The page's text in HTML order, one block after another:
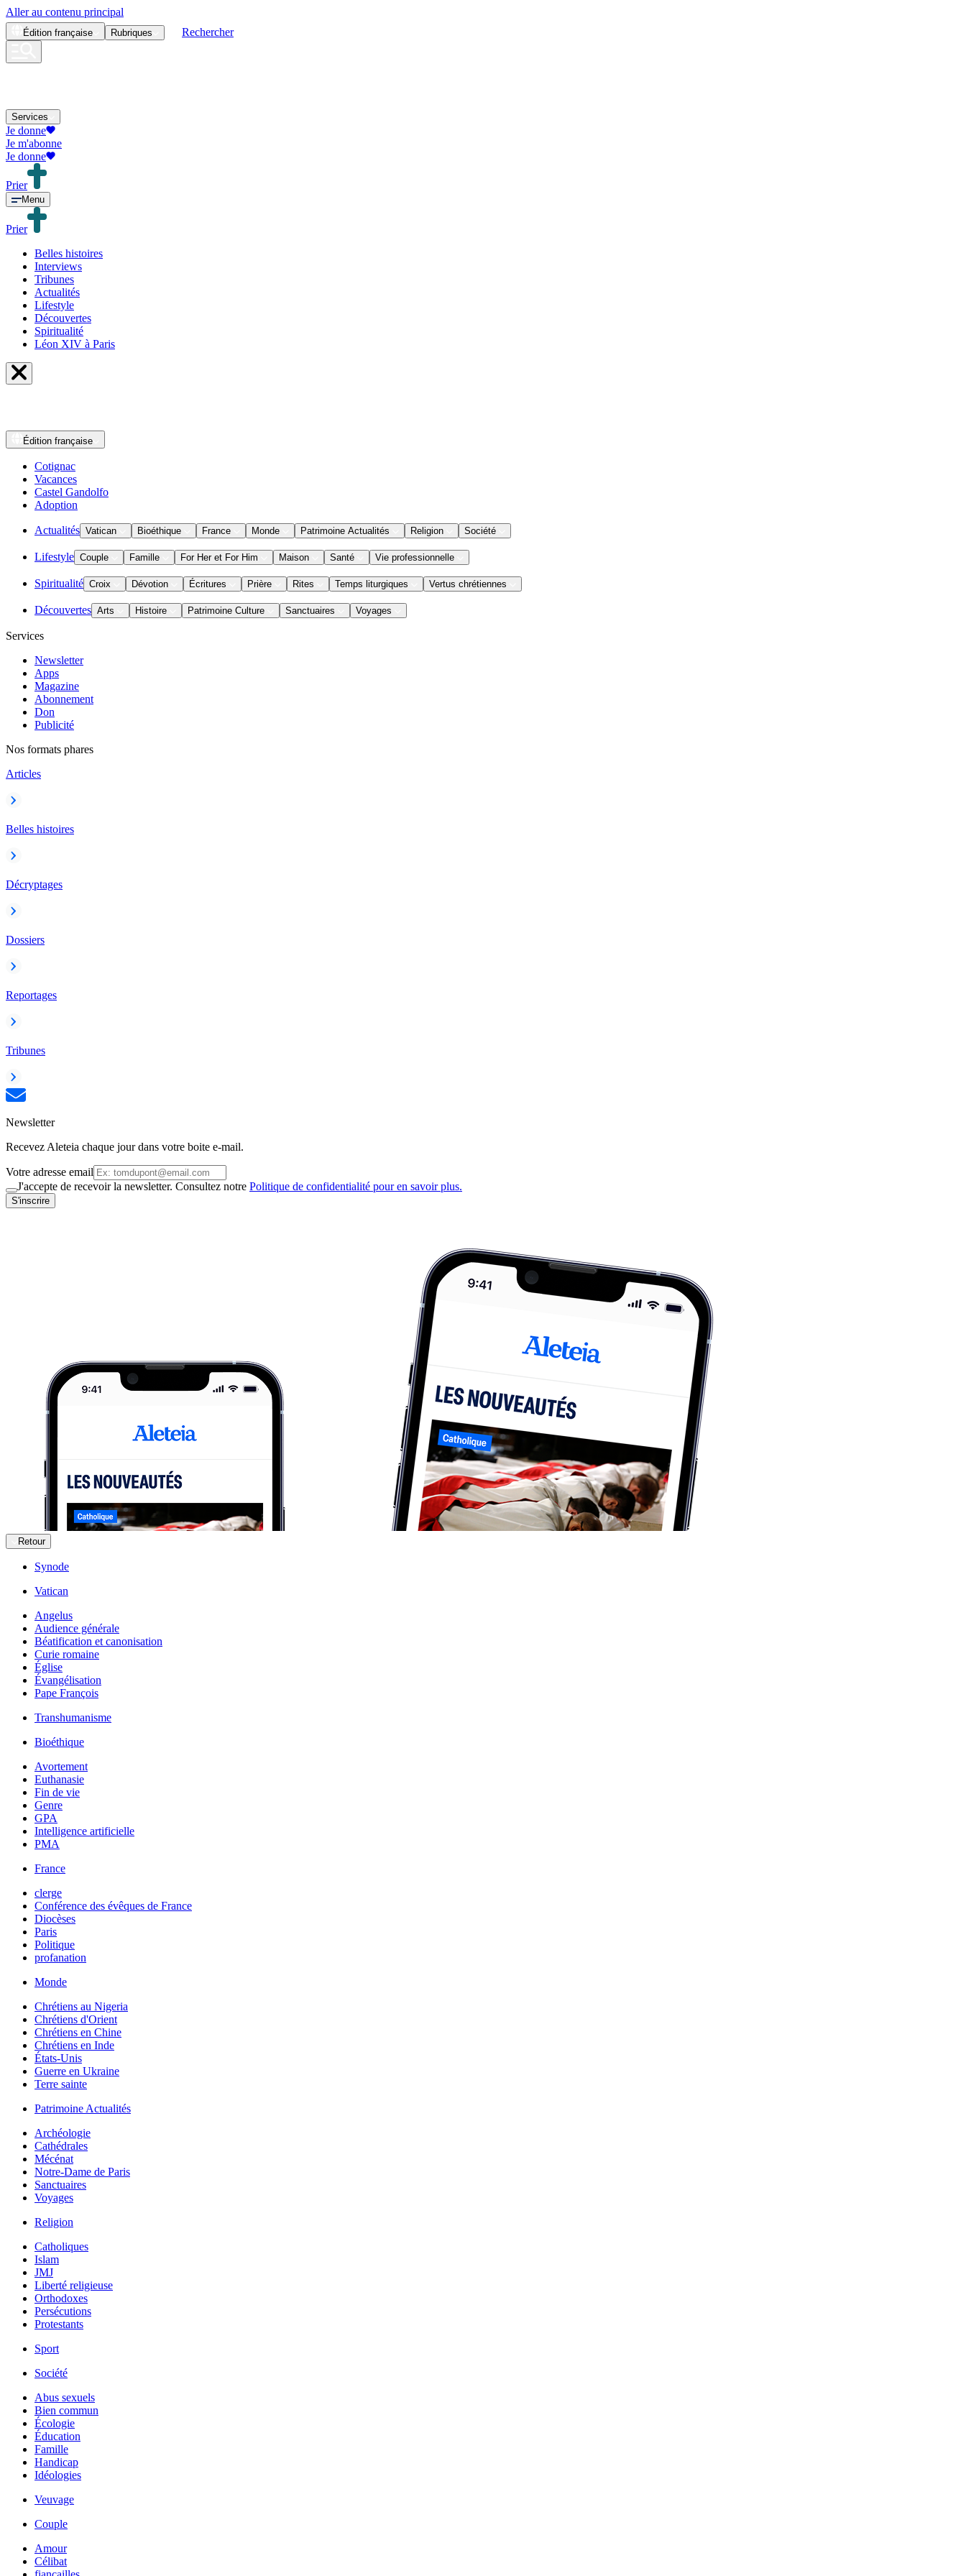
Aller au contenu principal
Édition française Rubriques Rechercher
Services
Je donne
Je m'abonne
Je donne
Prier
Menu
Prier
Belles histoires
Interviews
Tribunes
Actualités
Lifestyle
Découvertes
Spiritualité
Léon XIV à Paris
Édition française
Cotignac
Vacances
Castel Gandolfo
Adoption
Actualités Vatican Bioéthique France Monde Patrimoine Actualités Religion Société
Lifestyle Couple Famille For Her et For Him Maison Santé Vie professionnelle
Spiritualité Croix Dévotion Écritures Prière Rites Temps liturgiques Vertus chrétiennes
Découvertes Arts Histoire Patrimoine Culture Sanctuaires Voyages
Services
Newsletter
Apps
Magazine
Abonnement
Don
Publicité
Nos formats phares
Articles
Belles histoires
Décryptages
Dossiers
Reportages
Tribunes
Newsletter
Recevez Aleteia chaque jour dans votre boite e-mail.
Votre adresse email
J'accepte de recevoir la newsletter. Consultez notre Politique de confidentialité pour en savoir plus.
S'inscrire
Retour
Synode
Vatican
Angelus
Audience générale
Béatification et canonisation
Curie romaine
Église
Évangélisation
Pape François
Transhumanisme
Bioéthique
Avortement
Euthanasie
Fin de vie
Genre
GPA
Intelligence artificielle
PMA
France
clerge
Conférence des évêques de France
Diocèses
Paris
Politique
profanation
Monde
Chrétiens au Nigeria
Chrétiens d'Orient
Chrétiens en Chine
Chrétiens en Inde
États-Unis
Guerre en Ukraine
Terre sainte
Patrimoine Actualités
Archéologie
Cathédrales
Mécénat
Notre-Dame de Paris
Sanctuaires
Voyages
Religion
Catholiques
Islam
JMJ
Liberté religieuse
Orthodoxes
Persécutions
Protestants
Sport
Société
Abus sexuels
Bien commun
Écologie
Éducation
Famille
Handicap
Idéologies
Veuvage
Couple
Amour
Célibat